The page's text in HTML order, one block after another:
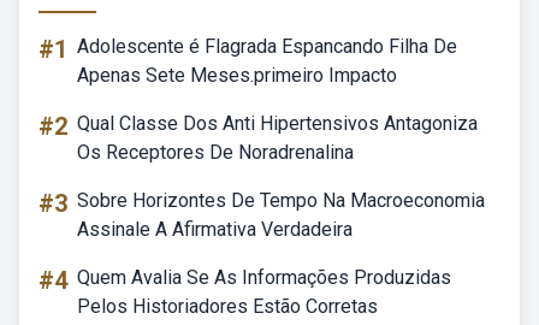
#1 Adolescente é Flagrada Espancando Filha De
Apenas Sete Meses.primeiro Impacto
#2 Qual Classe Dos Anti Hipertensivos Antagoniza
Os Receptores De Noradrenalina
#3 Sobre Horizontes De Tempo Na Macroeconomia
Assinale A Afirmativa Verdadeira
#4 Quem Avalia Se As Informações Produzidas
Pelos Historiadores Estão Corretas